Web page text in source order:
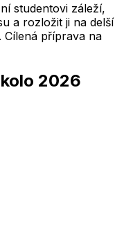
studentovi záleží,
a rozložit ji na delší
příprava na
2026